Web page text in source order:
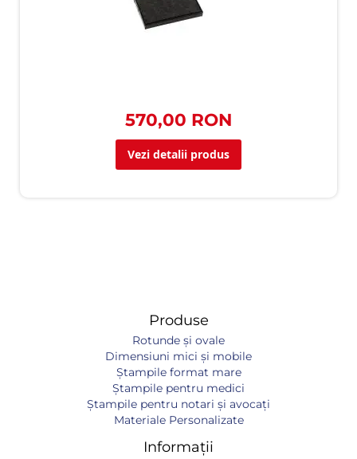
570,00 RON
Vezi detalii produs
Produse
Rotunde și ovale
Dimensiuni mici și mobile
Ștampile format mare
Ștampile pentru medici
Ștampile pentru notari și avocați
Materiale Personalizate
Informații